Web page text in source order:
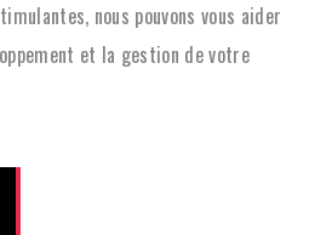
nous pouvons vous aider
et la gestion de votre